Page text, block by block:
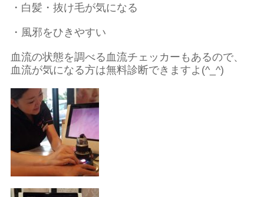
・白髪・抜け毛が気になる
・風邪をひきやすい
血流の状態を調べる血流チェッカーもあるので、
血流が気になる方は無料診断できますよ(^_^)